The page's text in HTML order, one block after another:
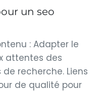
un seo
: Adapter le
attentes des
recherche. Liens
de qualité pour